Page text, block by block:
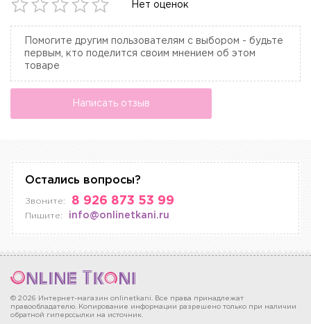
Нет оценок
Помогите другим пользователям с выбором - будьте
первым, кто поделится своим мнением об этом
товаре
Написать отзыв
Остались вопросы?
Звоните: 8 926 873 53 99
Пишите: info@onlinetkani.ru
© 2026 Интернет-магазин onlinetkani. Все права принадлежат
правообладателю. Копирование информации разрешено только при наличии
обратной гиперссылки на источник.